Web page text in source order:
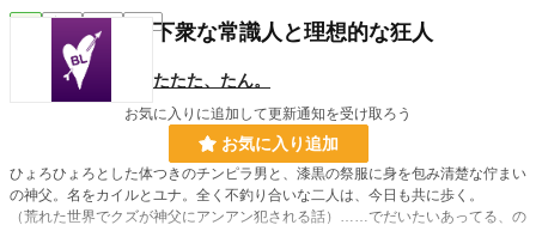
完結 短編 R18下衆な常識人と理想的な狂人
たたた、たん。
お気に入りに追加して更新通知を受け取ろう
お気に入り追加
ひょろひょろとした体つきのチンピラ男と、漆黒の祭服に身を包み清楚な佇まい
の神父。名をカイルとユナ。全く不釣り合いな二人は、今日も共に歩く。
（荒れた世界でクズが神父にアンアン犯される話）……でだいたいあってる、の